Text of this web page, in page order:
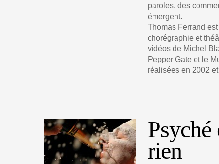
paroles, des
émergent.
Thomas Ferrand
chorégraphie et
vidéos de Michel
Pepper Gate et le
réalisées en 2002
Psyché
rien